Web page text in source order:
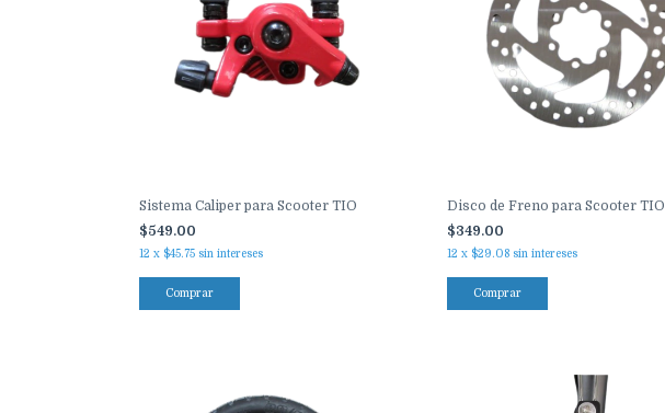
Sistema Caliper para Scooter TIO
$549.00
12 x $45.75 sin intereses
Comprar
Disco de Freno para Scooter TIO
$349.00
12 x $29.08 sin intereses
Comprar